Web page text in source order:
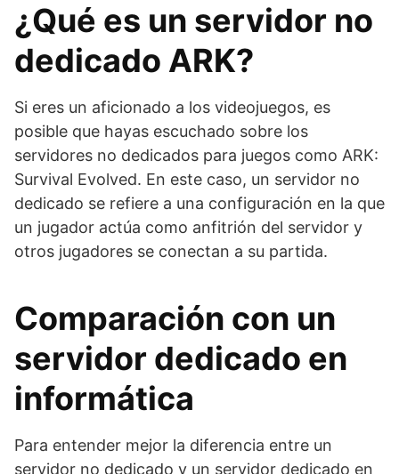
¿Qué es un servidor no
dedicado ARK?
Si eres un aficionado a los videojuegos, es
posible que hayas escuchado sobre los
servidores no dedicados para juegos como ARK:
Survival Evolved. En este caso, un servidor no
dedicado se refiere a una configuración en la que
un jugador actúa como anfitrión del servidor y
otros jugadores se conectan a su partida.
Comparación con un
servidor dedicado en
informática
Para entender mejor la diferencia entre un
servidor no dedicado y un servidor dedicado en